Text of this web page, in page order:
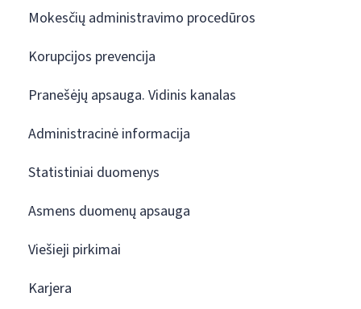
Mokesčių administravimo procedūros
Korupcijos prevencija
Pranešėjų apsauga. Vidinis kanalas
Administracinė informacija
Statistiniai duomenys
Asmens duomenų apsauga
Viešieji pirkimai
Karjera